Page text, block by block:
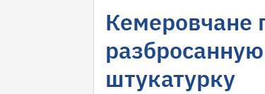
Кемеровчане
штукатурку